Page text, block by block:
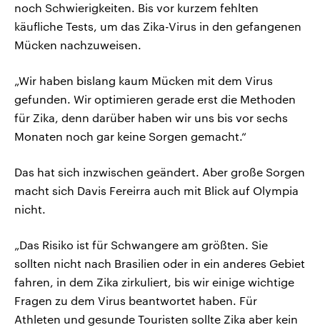
noch Schwierigkeiten. Bis vor kurzem fehlten
käufliche Tests, um das Zika-Virus in den gefangenen
Mücken nachzuweisen.
„Wir haben bislang kaum Mücken mit dem Virus
gefunden. Wir optimieren gerade erst die Methoden
für Zika, denn darüber haben wir uns bis vor sechs
Monaten noch gar keine Sorgen gemacht.“
Das hat sich inzwischen geändert. Aber große Sorgen
macht sich Davis Fereirra auch mit Blick auf Olympia
nicht.
„Das Risiko ist für Schwangere am größten. Sie
sollten nicht nach Brasilien oder in ein anderes Gebiet
fahren, in dem Zika zirkuliert, bis wir einige wichtige
Fragen zu dem Virus beantwortet haben. Für
Athleten und gesunde Touristen sollte Zika aber kein